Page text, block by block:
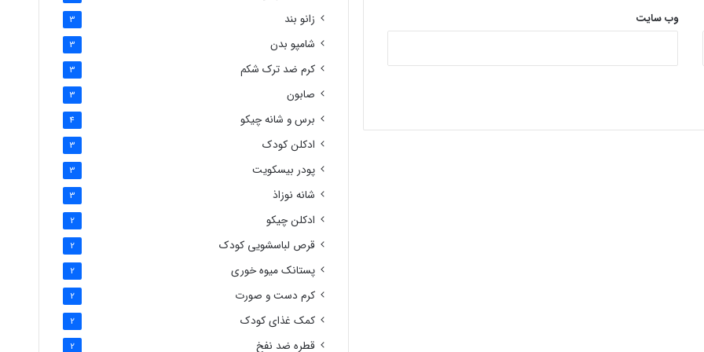
وب‌ سایت زانو بند 3
شامپو بدن 3
کرم ضد ترک شکم 3
صابون 3
برس و شانه چیکو 4
ادکلن کودک 3
پودر بیسکویت 3
شانه نوزاذ 3
ادکلن چیکو 2
قرص لباسشویی کودک 2
پستانک میوه خوری 2
کرم دست و صورت 2
کمک غذای کودک 2
قطره ضد نفخ 2